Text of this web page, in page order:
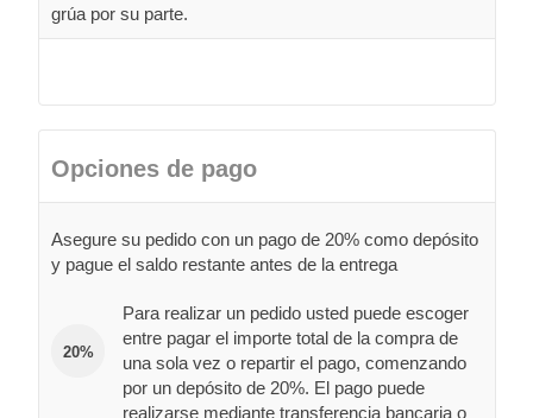
grúa por su parte.
Opciones de pago
Asegure su pedido con un pago de 20% como depósito
y pague el saldo restante antes de la entrega
20%
Para realizar un pedido usted puede escoger
entre pagar el importe total de la compra de
una sola vez o repartir el pago, comenzando
por un depósito de 20%. El pago puede
realizarse mediante transferencia bancaria o